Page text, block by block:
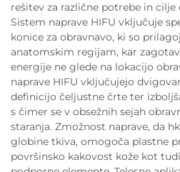
rešitev za različne potrebe in cilje
Sistem naprave HIFU vključuje
konice za obravnavo, ki so
anatomskim regijam, kar
energije ne glede na lokacijo
naprave HIFU vključujejo
definicijo čeljustne črte ter
s čimer se v obsežnih sejah
staranja. Zmožnost naprave, da
globine tkiva, omogoča plastne
površinsko kakovost kože kot